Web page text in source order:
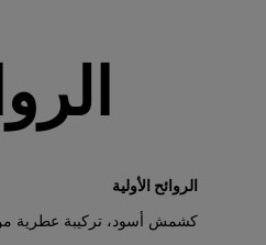
الروائح الأولية
كشمش أسود، تركيبة عطرية من